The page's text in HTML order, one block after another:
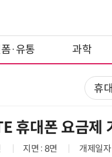
·유통 과학
휴대폰 요금제
지면 : 8면
개제일